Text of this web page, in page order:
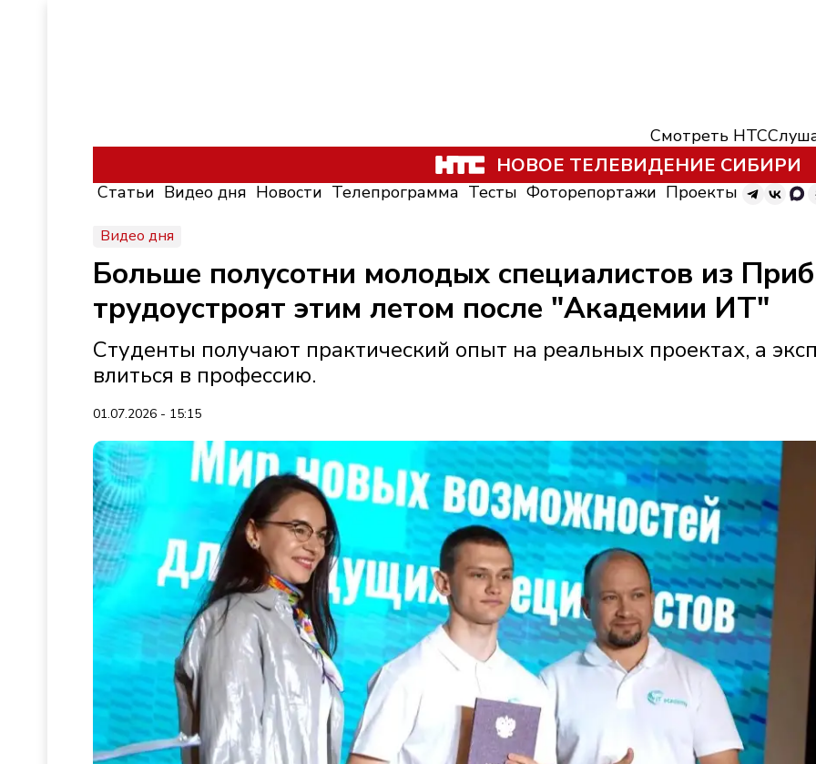
Смотреть НТС
НОВОЕ ТЕЛЕВИДЕНИЕ СИБИРИ
Статьи Видео дня Новости Телепрограмма Тесты Фоторепортажи Проекты
Видео дня
Больше полусотни молодых специалистов из
трудоустроят этим летом после "Академии ИТ"
Студенты получают практический опыт на реальных проектах, а
влиться в профессию.
01.07.2026 - 15:15